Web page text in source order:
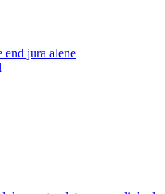
end jura alene